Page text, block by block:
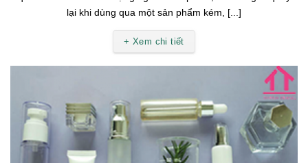
lại khi dùng qua một sản phẩm kém, [...]
+ Xem chi tiết